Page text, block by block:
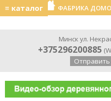
≡ каталог ФАБРИКА
Минск ул.
+375296200885 (